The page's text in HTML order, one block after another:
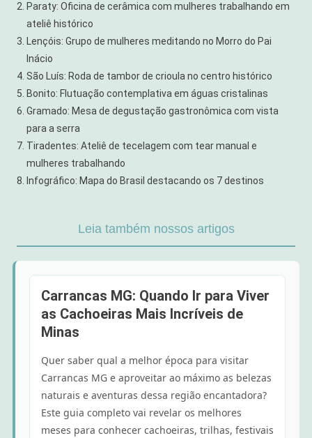
Paraty: Oficina de cerâmica com mulheres trabalhando em
ateliê histórico
Lençóis: Grupo de mulheres meditando no Morro do Pai
Inácio
São Luís: Roda de tambor de crioula no centro histórico
Bonito: Flutuação contemplativa em águas cristalinas
Gramado: Mesa de degustação gastronômica com vista
para a serra
Tiradentes: Ateliê de tecelagem com tear manual e
mulheres trabalhando
Infográfico: Mapa do Brasil destacando os 7 destinos
Leia também nossos artigos
Carrancas MG: Quando Ir para Viver
as Cachoeiras Mais Incríveis de
Minas
Quer saber qual a melhor época para visitar
Carrancas MG e aproveitar ao máximo as belezas
naturais e aventuras dessa região encantadora?
Este guia completo vai revelar os melhores
meses para conhecer cachoeiras, trilhas, festivais